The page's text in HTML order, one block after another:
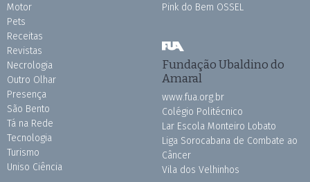
Motor
Pets
Receitas
Revistas
Necrologia
Outro Olhar
Presença
São Bento
Tá na Rede
Tecnologia
Turismo
Uniso Ciência
Pink do Bem OSSEL
Fundação Ubaldino do
Amaral
www.fua.org.br
Colégio Politécnico
Lar Escola Monteiro Lobato
Liga Sorocabana de Combate ao
Câncer
Vila dos Velhinhos